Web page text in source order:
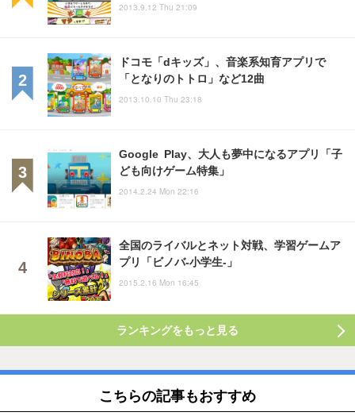
2013.9.12 Thu 21:09
ドコモ「dキッズ」、音楽系知育アプリで
「となりのトトロ」など12曲
2013.10.10 Thu 23:18
Google Play、大人も夢中になるアプリ「子
ども向けゲーム特集」
2014.2.24 Mon 22:16
全国のライバルとネット対戦、学習ゲームア
プリ「ビノバ-小学生-」
2015.2.16 Mon 16:45
ランキングをもっと見る
こちらの記事もおすすめ